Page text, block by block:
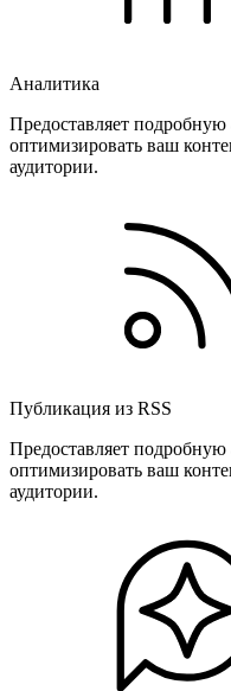
Аналитика
Предоставляет подробную
оптимизировать ваш
аудитории.
Публикация из RSS
Предоставляет подробную
оптимизировать ваш
аудитории.